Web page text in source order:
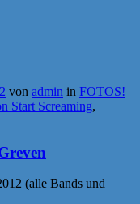
von admin in FOTOS!
Start Screaming,
(alle Bands und